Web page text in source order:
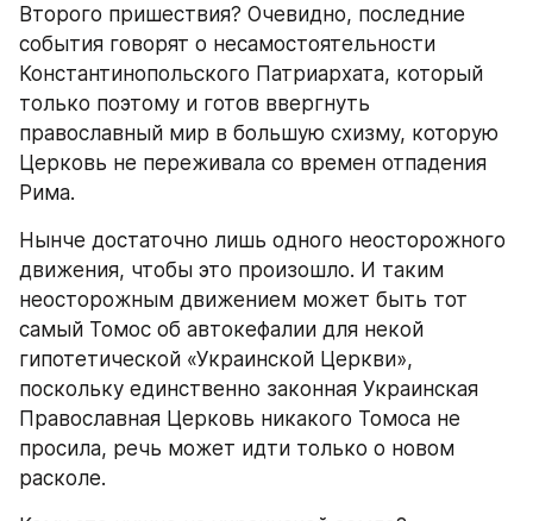
Второго пришествия? Очевидно, последние
события говорят о несамостоятельности
Константинопольского Патриархата, который
только поэтому и готов ввергнуть
православный мир в большую схизму, которую
Церковь не переживала со времен отпадения
Рима.
Нынче достаточно лишь одного неосторожного
движения, чтобы это произошло. И таким
неосторожным движением может быть тот
самый Томос об автокефалии для некой
гипотетической «Украинской Церкви»,
поскольку единственно законная Украинская
Православная Церковь никакого Томоса не
просила, речь может идти только о новом
расколе.